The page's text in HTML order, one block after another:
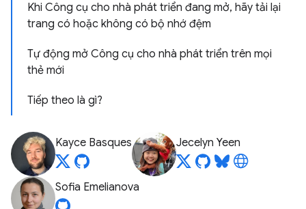
Khi Công cụ cho nhà phát triển đang mở, hãy tải lại
trang có hoặc không có bộ nhớ đệm
Tự động mở Công cụ cho nhà phát triển trên mọi
thẻ mới
Tiếp theo là gì?
Kayce Basques Jecelyn Yeen
Sofia Emelianova